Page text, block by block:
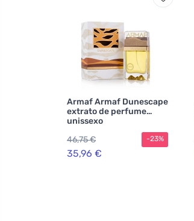
Armaf Armaf Dunescape
extrato de perfume
unissexo
46,75 €
35,96 €
-23%